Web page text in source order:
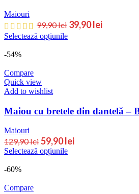
Maiouri
99,90lei 39,90lei
Selectează opțiunile
-54%
Compare
Quick view
Add to wishlist
Maiou cu bretele din dantelă –
Maiouri
129,90lei59,90lei
Selectează opțiunile
-60%
Compare